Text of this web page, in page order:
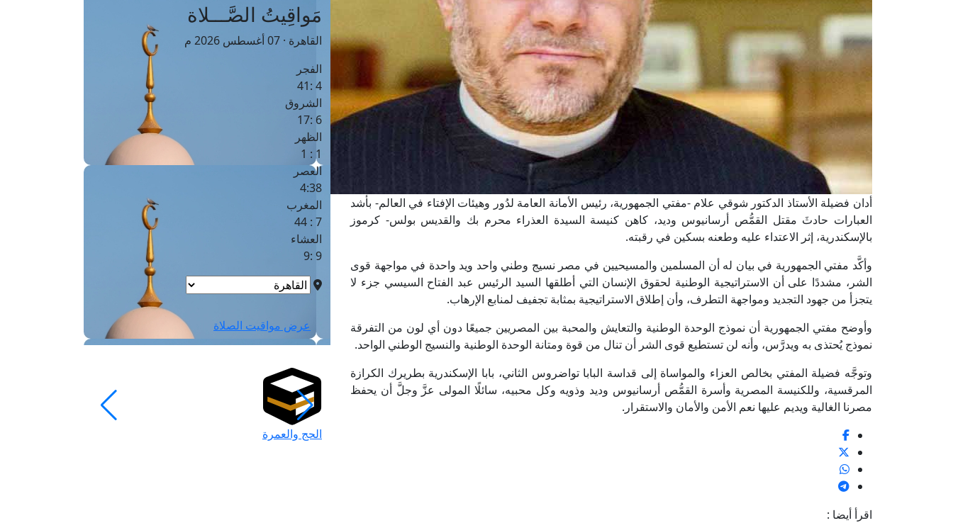
أدان فضيلة الأستاذ الدكتور شوقي علام -مفتي الجمهورية، رئيس الأمانة العامة لدُور وهيئات الإفتاء في العالم- بأشد
العبارات حادثَ مقتل القمُّص أرسانيوس وديد، كاهن كنيسة السيدة العذراء محرم بك والقديس بولس- كرموز
بالإسكندرية، إثر الاعتداء عليه وطعنه بسكين في رقبته.
وأكَّد مفتي الجمهورية في بيان له أن المسلمين والمسيحيين في مصر نسيج وطني واحد ويد واحدة في مواجهة قوى
الشر، مشددًا على أن الاستراتيجية الوطنية لحقوق الإنسان التي أطلقها السيد الرئيس عبد الفتاح السيسي جزء لا
يتجزأ من جهود التجديد ومواجهة التطرف، وأن إطلاق الاستراتيجية بمثابة تجفيف لمنابع الإرهاب.
وأوضح مفتي الجمهورية أن نموذج الوحدة الوطنية والتعايش والمحبة بين المصريين جميعًا دون أي لون من التفرقة
نموذج يُحتذى به ويدرَّس، وأنه لن تستطيع قوى الشر أن تنال من قوة ومتانة الوحدة الوطنية والنسيج الوطني الواحد.
وتوجَّه فضيلة المفتي بخالص العزاء والمواساة إلى قداسة البابا تواضروس الثاني، بابا الإسكندرية بطريرك الكرازة
المرقسية، وللكنيسة المصرية وأسرة القمُّص أرسانيوس وديد وذويه وكل محبيه، سائلًا المولى عزَّ وجلَّ أن يحفظ
مصرنا الغالية ويديم عليها نعم الأمن والأمان والاستقرار.
اقرأ أيضا :
مَواقِيتُ الصَّـــلاة
القاهرة · 07 أغسطس 2026 م
الفجر
4 :41
الشروق
6 :17
الظهر
1 : 1
العصر
4:38
المغرب
7 : 44
العشاء
9 :9
عرض مواقيت الصلاة
الحج والعمرة